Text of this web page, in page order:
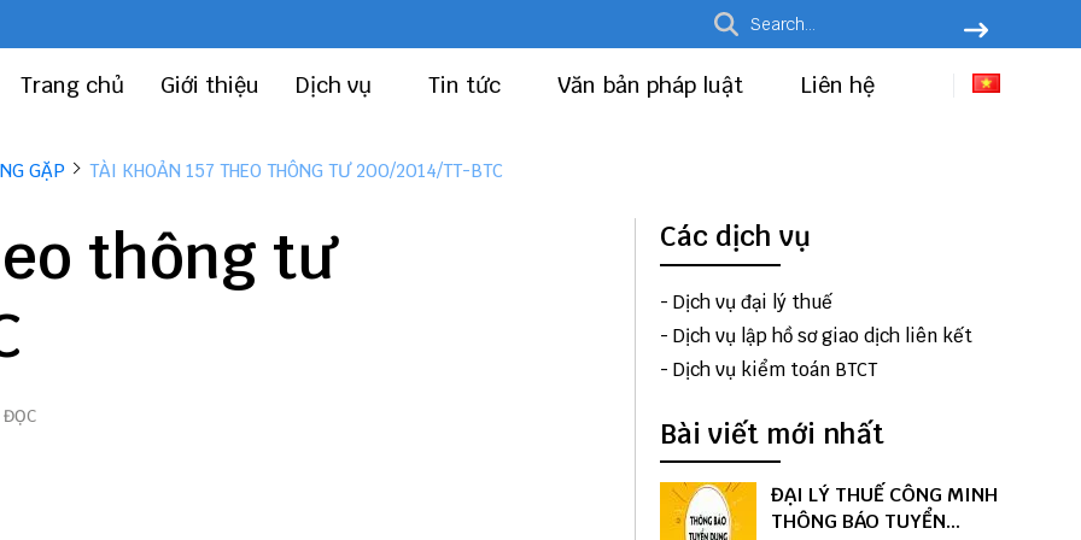
Trang chủ Giới thiệu Dịch vụ Tin tức Văn bản pháp luật Liên hệ
GẶP TÀI KHOẢN 157 THEO THÔNG TƯ 200/2014/TT-BTC
thông tư
ĐỌC
Các dịch vụ
- Dịch vụ đại lý thuế
- Dịch vụ lập hồ sơ giao dịch liên kết
- Dịch vụ kiểm toán BTCT
Bài viết mới nhất
ĐẠI LÝ THUẾ CÔNG MINH
THÔNG BÁO TUYỂN